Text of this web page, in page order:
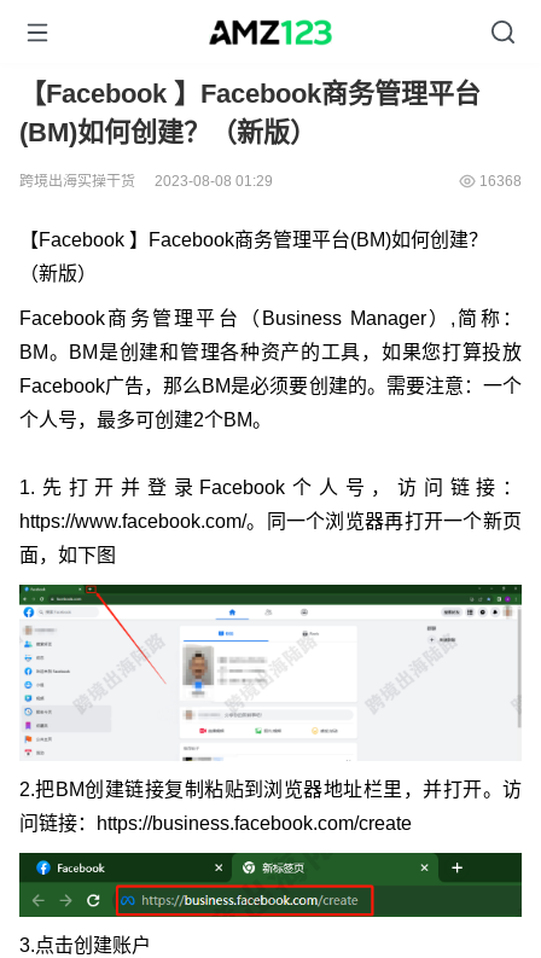
【Facebook 】Facebook商务管理平台
(BM)如何创建？（新版）
跨境出海实操干货 2023-08-08 01:29 16368
【Facebook 】Facebook商务管理平台(BM)如何创建？
（新版）
Facebook商务管理平台（Business Manager）,简称：
BM。BM是创建和管理各种资产的工具，如果您打算投放
Facebook广告，那么BM是必须要创建的。需要注意：一个
个人号，最多可创建2个BM。
1.先打开并登录Facebook个人号，访问链接：
https://www.facebook.com/。同一个浏览器再打开一个新页
面，如下图
2.把BM创建链接复制粘贴到浏览器地址栏里，并打开。访
问链接：https://business.facebook.com/create
3.点击创建账户